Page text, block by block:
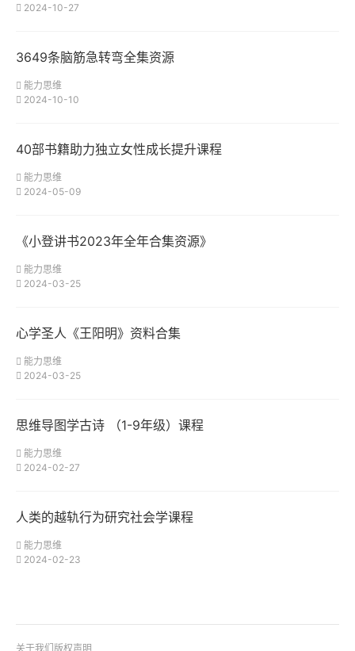
2024-10-27
3649条脑筋急转弯全集资源
能力思维
2024-10-10
40部书籍助力独立女性成长提升课程
能力思维
2024-05-09
《小登讲书2023年全年合集资源》
能力思维
2024-03-25
心学圣人《王阳明》资料合集
能力思维
2024-03-25
思维导图学古诗 （1-9年级）课程
能力思维
2024-02-27
人类的越轨行为研究社会学课程
能力思维
2024-02-23
关于我们 版权声明